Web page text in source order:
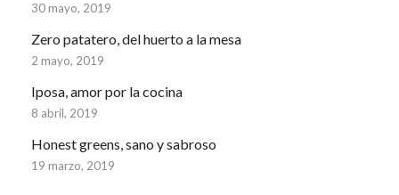
30 mayo, 2019
Zero patatero, del huerto a la mesa
2 mayo, 2019
Iposa, amor por la cocina
8 abril, 2019
Honest greens, sano y sabroso
19 marzo, 2019